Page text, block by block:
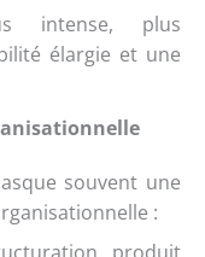
intense, plus
élargie et une
souvent une
: